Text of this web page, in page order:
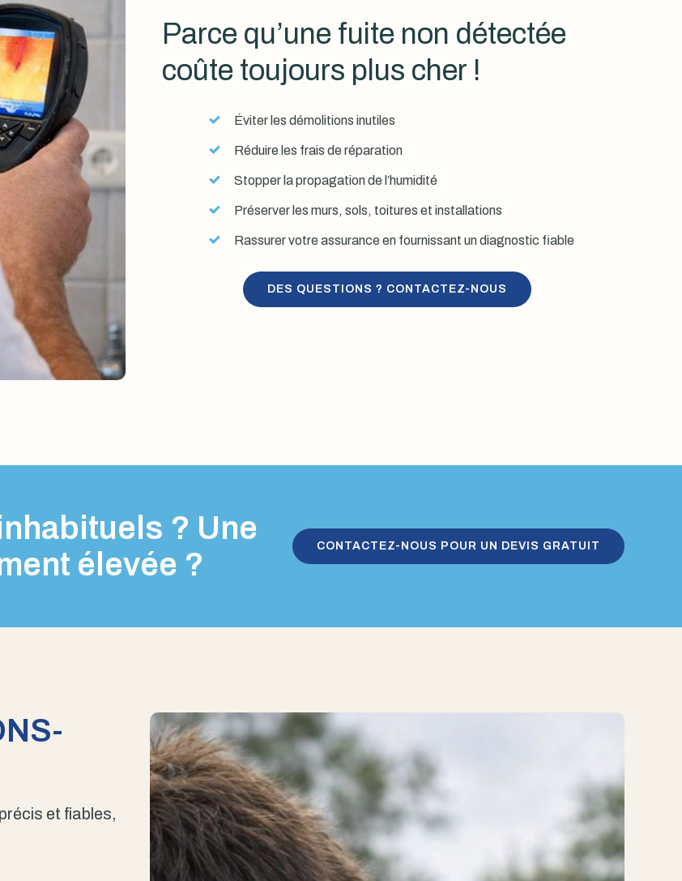
Parce qu’une fuite non détectée
coûte toujours plus cher !
Éviter les démolitions inutiles
Réduire les frais de réparation
Stopper la propagation de l’humidité
Préserver les murs, sols, toitures et installations
Rassurer votre assurance en fournissant un diagnostic fiable
DES QUESTIONS ? CONTACTEZ-NOUS
? Une
élevée ?
CONTACTEZ-NOUS POUR UN DEVIS GRATUIT
et fiables,